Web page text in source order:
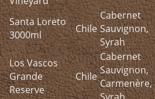
Santa Loreto
3000ml
Chile
Cabernet
Sauvignon,
Syrah
Los Vascos
Grande
Reserve
Chile
Cabernet
Sauvignon,
Carmenère,